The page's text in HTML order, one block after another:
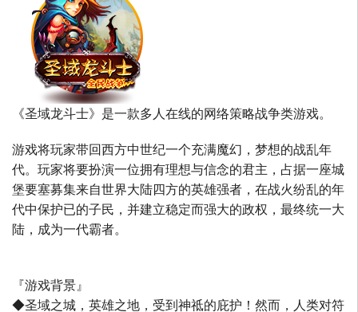
《圣域龙斗士》是一款多人在线的网络策略战争类游戏。
游戏将玩家带回西方中世纪一个充满魔幻，梦想的战乱年
代。玩家将要扮演一位拥有理想与信念的君主，占据一座城
堡要塞募集来自世界大陆四方的英雄强者，在战火纷乱的年
代中保护已的子民，并建立稳定而强大的政权，最终统一大
陆，成为一代霸者。
『游戏背景』
◆圣域之城，英雄之地，受到神祗的庇护！然而，人类对符